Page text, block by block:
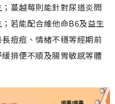
蔓越莓則能針對尿道炎問
若能配合維他命B6及益生
痘痘、情緒不穩等經期前
排便不順及腸胃敏感等體